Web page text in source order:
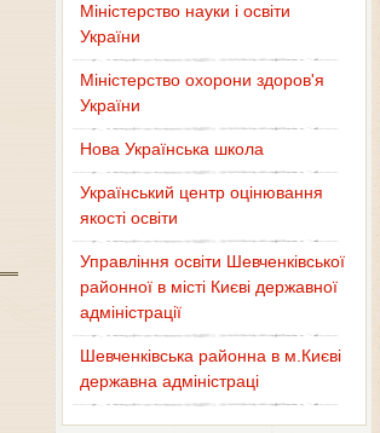
Міністерство науки і освіти
України
Міністерство охорони здоров'я
України
Нова Українська школа
Український центр оцінювання
якості освіти
Управління освіти Шевченківської
районної в місті Києві державної
адміністрації
Шевченківська районна в м.Києві
державна адміністраці